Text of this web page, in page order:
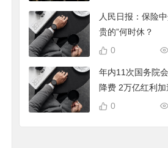
人民日报：保险
贵的”何时休？
0
年内11次国务院
降费 2万亿红利
0